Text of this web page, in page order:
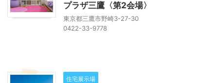
プラザ三鷹〈第2会場〉
東京都三鷹市野崎3-27-30
0422-33-9778
住宅展示場